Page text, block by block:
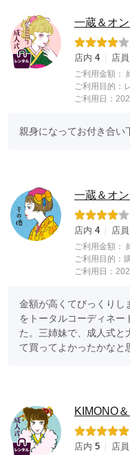
一蔵＆オ
店内 4 店員
ご利用金額：
ご利用目的：
ご利用日：
親身になってお付き合い
一蔵＆オ
店内 4 店員
ご利用金額：
ご利用目的：
ご利用日：
金額が高くてびっくりし
をトータルコーディネー
た。三姉妹で、成人式と
て買ってよかったかなと
KIMONO
店内 5 店員